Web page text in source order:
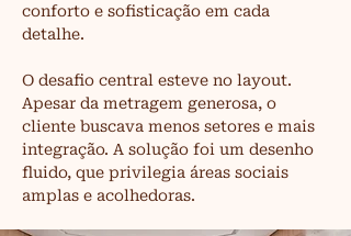
conforto e sofisticação em cada
detalhe.
O desafio central esteve no layout.
Apesar da metragem generosa, o
cliente buscava menos setores e mais
integração. A solução foi um desenho
fluido, que privilegia áreas sociais
amplas e acolhedoras.